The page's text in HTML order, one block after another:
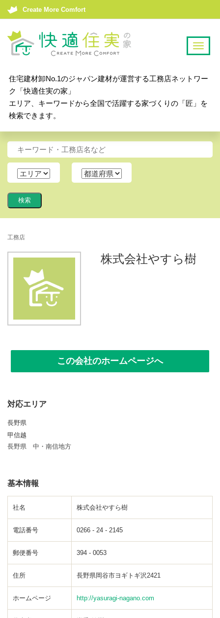
Create More Comfort
T
a
i
o
住宅建材卸No.1のジャパン建材が運営する工務店ネットワー
ク「快適住実の家」
エリア、キーワードから全国で活躍する家づくりの「匠」を
検索できます。
工務店
株式会社やすら樹
この会社のホームページへ
対応エリア
長野県
甲信越
長野県 中・南信地方
基本情報
社名 株式会社やすら樹
電話番号 0266 - 24 - 2145
郵便番号 394 - 0053
住所 長野県岡谷市ヨギトギ沢2421
ホームページ http://yasuragi-nagano.com